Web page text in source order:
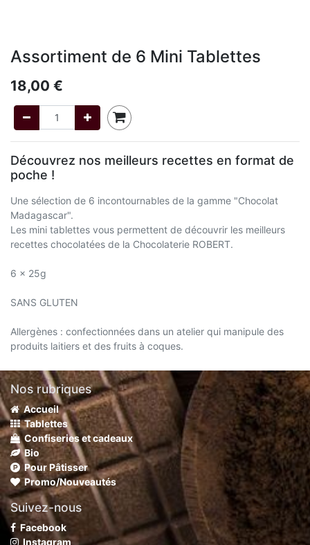
Assortiment de 6 Mini Tablettes
18,00 €
Découvrez nos meilleurs recettes en format de
poche !
Une sélection de 6 incontournables de la gamme "Chocolat
Madagascar".
Les mini tablettes vous permettent de découvrir les meilleurs
recettes chocolatées de la Chocolaterie ROBERT.
6 x 25g
SANS GLUTEN
Allergènes : confectionnées dans un atelier qui manipule des
produits laitiers et des fruits à coques.
Nos rubriques
Accueil
Tablettes
Confiseries et cadeaux
Bio
Pour Pâtisser
Promo/Nouveautés
Suivez-nous
Facebook
Instagram